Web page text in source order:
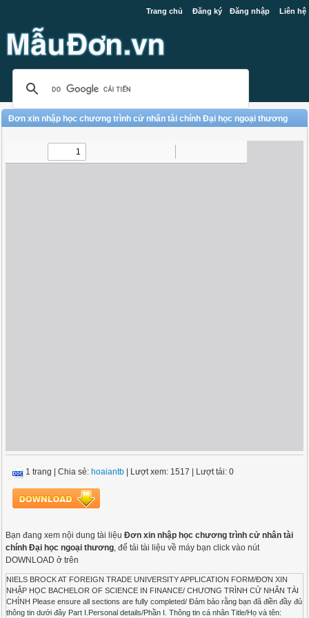
Trang chủ Đăng ký Đăng nhập Liên hệ
Đơn xin nhập học chương trình cử nhân tài chính Đại học ngoại thương
1 trang |Chia sẻ: hoaiantb | Lượt xem: 1517 | Lượt tải: 0
Bạn đang xem nội dung tài liệuĐơn xin nhập học chương trình cử nhân tài
chính Đại học ngoại thương, để tải tài liệu về máy bạn click vào nút
DOWNLOAD ở trên
NIELS BROCK AT FOREIGN TRADE UNIVERSITY APPLICATION FORM/ĐƠN XIN
NHẬP HỌC BACHELOR OF SCIENCE IN FINANCE/ CHƯƠNG TRÌNH CỬ NHÂN TÀI
CHÍNH Please ensure all sections are fully completed/ Đảm bảo rằng bạn đã điền đầy đủ
thông tin dưới đây Part I.Personal details/Phần I. Thông tin cá nhân Title/Họ và tên: